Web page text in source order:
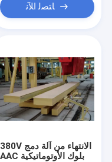
ﺎﺘﺼﻟ ﺍﻶﻧ
380V الانتهاء من آلة دمج
AAC بلوك الأوتوماتيكية